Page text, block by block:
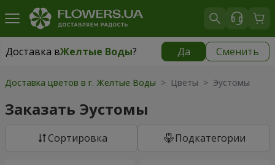
Доставка вЖелтые Воды? Да Сменить
Доставка вЖелтые Воды|
Доставка цветов в г. Желтые Воды > Цветы > Эустомы
Заказать Эустомы
Cортировка Подкатегории